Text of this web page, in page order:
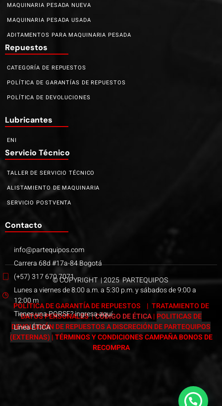
MAQUINARIA PESADA NUEVA
MAQUINARIA PESADA USADA
ADITAMENTOS PARA MAQUINARIA PESADA
Repuestos
CATEGORÍA DE REPUESTOS
POLÍTICA DE GARANTÍAS DE REPUESTOS
POLÍTICA DE DEVOLUCIONES
Lubricantes
ENI
Servicio Técnico
TALLER DE SERVICIO TÉCNICO
ALISTAMIENTO DE MAQUINARIA
SERVICIO POSTVENTA
Contacto
info@partequipos.com
Carrera 68d #17a-84 Bogotá
(+57) 317 670 7071
Lunes a viernes de 8:00 a.m. a 5:30 p.m. y sábados de 9:00 a
12:00 m
Tienes una PQRSF? ingresa aquí
Línea ÉTICA
© COPYRIGHT | 2025 PARTEQUIPOS
POLÍTICA DE GARANTÍA DE REPUESTOS | TRATAMIENTO DE
DATOS PERSONALES|CÓDIGO DE ÉTICA| POLITICAS DE
DEVOLUCIÓN DE REPUESTOS A DISCRECIÓN DE PARTEQUIPOS
(EXTERNAS) |TÉRMINOS Y CONDICIONES CAMPAÑA BONOS DE
RECOMPRA